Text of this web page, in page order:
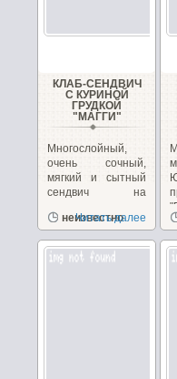
КЛАБ-СЕНДВИЧ
С КУРИНОЙ
ГРУДКОЙ
"МАГГИ"
Многослойный,
очень сочный,
мягкий и сытный
сендвич на
закуску!...
неизвестно
Читать далее